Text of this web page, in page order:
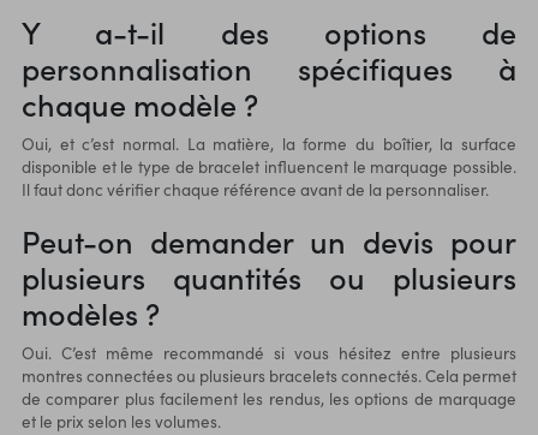
Y a-t-il des options de
personnalisation spécifiques à
chaque modèle ?
Oui, et c’est normal. La matière, la forme du boîtier, la surface
disponible et le type de bracelet influencent le marquage possible.
Il faut donc vérifier chaque référence avant de la personnaliser.
Peut-on demander un devis pour
plusieurs quantités ou plusieurs
modèles ?
Oui. C’est même recommandé si vous hésitez entre plusieurs
montres connectées ou plusieurs bracelets connectés. Cela permet
de comparer plus facilement les rendus, les options de marquage
et le prix selon les volumes.